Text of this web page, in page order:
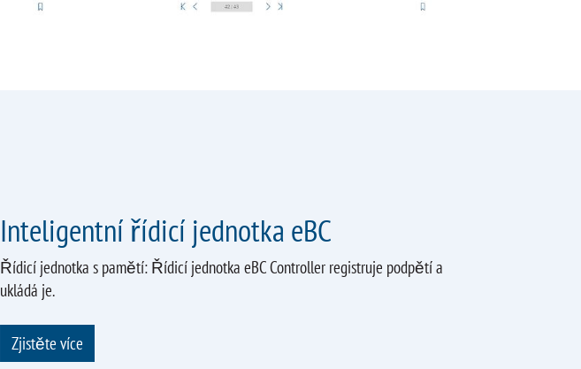
Inteligentní řídicí jednotka eBC
Řídicí jednotka s pamětí: Řídicí jednotka eBC Controller registruje podpětí a
ukládá je.
Zjistěte více